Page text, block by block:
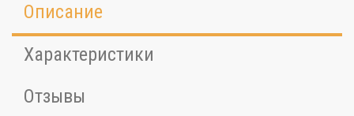
Описание
Характеристики
Отзывы